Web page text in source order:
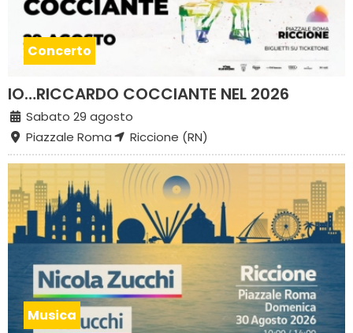
Concerto
IO…RICCARDO COCCIANTE NEL 2026
Sabato 29 agosto
Piazzale Roma
Riccione (RN)
Musica